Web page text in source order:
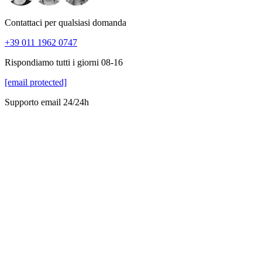
Contattaci per qualsiasi domanda
+39 011 1962 0747
Rispondiamo tutti i giorni 08-16
[email protected]
Supporto email 24/24h